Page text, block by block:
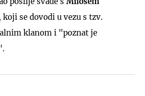
koji se dovodi u vezu s tzv.
klanom i "poznat je